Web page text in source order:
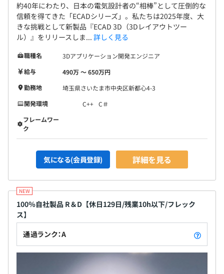
約40年にわたり、日本の電気設計者の“相棒”として圧倒的な
信頼を得てきた「ECADシリーズ」。私たちは2025年度、大
きな挑戦として新製品『ECAD 3D（3Dレイアウトツー
ル）』をリリースしま... 詳しく見る
職種名
3Dアプリケーション開発エンジニア
給与
490万 〜 650万円
勤務地
埼玉県さいたま市中央区新都心4-3
開発環境
C++ C＃
フレームワー
ク
気になる(会員登録) 詳細を見る
100％自社製品 R＆D【休日129日/残業10h以下/フレック
ス】
通過ランク：A